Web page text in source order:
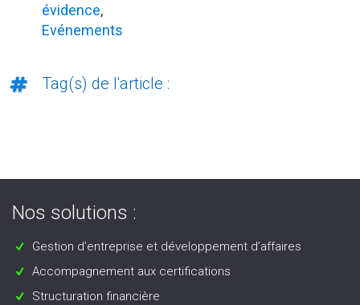
évidence,
Evénements
Tag(s) de l'article :
Nos solutions :
Gestion d’entreprise et développement d’affaires
Accompagnement aux certifications
Structuration financière